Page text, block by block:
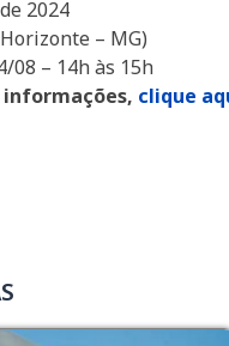
2024
– MG)
08 – 14h às 15h
informações, clique